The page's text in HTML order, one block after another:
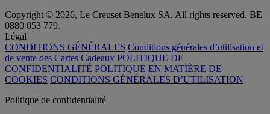
Copyright © 2026, Le Creuset Benelux SA. All rights reserved. BE
0880 053 779.
Légal
CONDITIONS GÉNÉRALES Conditions générales d’utilisation et
de vente des Cartes Cadeaux POLITIQUE DE
CONFIDENTIALITÉ POLITIQUE EN MATIÈRE DE
COOKIES CONDITIONS GÉNÉRALES D’UTILISATION
Politique de confidentialité